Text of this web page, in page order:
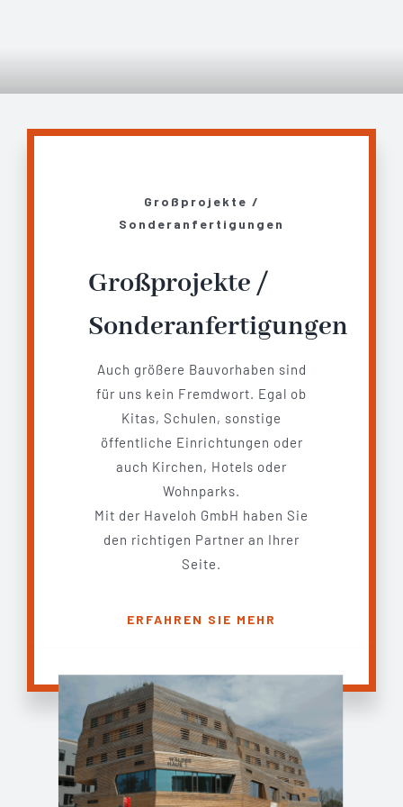
Großprojekte /
Sonderanfertigungen
Großprojekte /
Sonderanfertigungen
Auch größere Bauvorhaben sind
für uns kein Fremdwort. Egal ob
Kitas, Schulen, sonstige
öffentliche Einrichtungen oder
auch Kirchen, Hotels oder
Wohnparks.
Mit der Haveloh GmbH haben Sie
den richtigen Partner an Ihrer
Seite.
ERFAHREN SIE MEHR